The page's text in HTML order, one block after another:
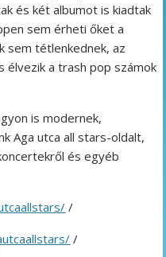
és két albumot is kiadtak
sem érheti őket a
sem tétlenkednek, az
élvezik a trash pop számok
is modernek,
Aga utca all stars-oldalt,
és egyéb
/
/